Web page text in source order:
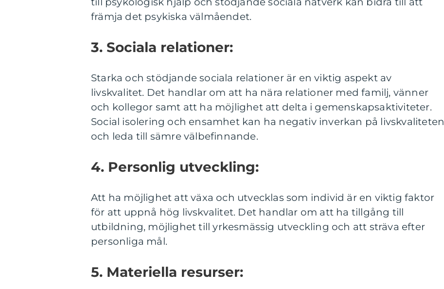
främja det psykiska välmåendet.
3. Sociala relationer:
Starka och stödjande sociala relationer är en viktig aspekt av
livskvalitet. Det handlar om att ha nära relationer med familj, vänner
och kollegor samt att ha möjlighet att delta i gemenskapsaktiviteter.
Social isolering och ensamhet kan ha negativ inverkan på livskvaliteten
och leda till sämre välbefinnande.
4. Personlig utveckling:
Att ha möjlighet att växa och utvecklas som individ är en viktig faktor
för att uppnå hög livskvalitet. Det handlar om att ha tillgång till
utbildning, möjlighet till yrkesmässig utveckling och att sträva efter
personliga mål.
5. Materiella resurser: